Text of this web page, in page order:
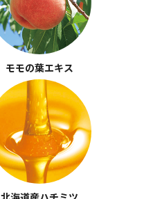
モモの葉エキス